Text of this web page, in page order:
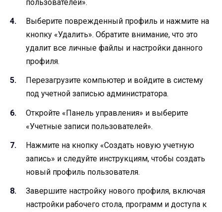
пользователей».
Выберите поврежденный профиль и нажмите на
кнопку «Удалить». Обратите внимание, что это
удалит все личные файлы и настройки данного
профиля.
Перезагрузите компьютер и войдите в систему
под учетной записью администратора.
Откройте «Панель управления» и выберите
«Учетные записи пользователей».
Нажмите на кнопку «Создать новую учетную
запись» и следуйте инструкциям, чтобы создать
новый профиль пользователя.
Завершите настройку нового профиля, включая
настройки рабочего стола, программ и доступа к